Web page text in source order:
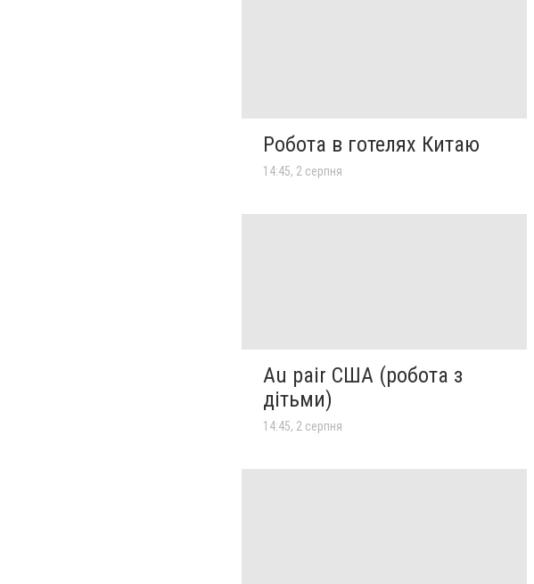
Робота в готелях Китаю
14:45, 2 серпня
Au pair США (робота з
дітьми)
14:45, 2 серпня